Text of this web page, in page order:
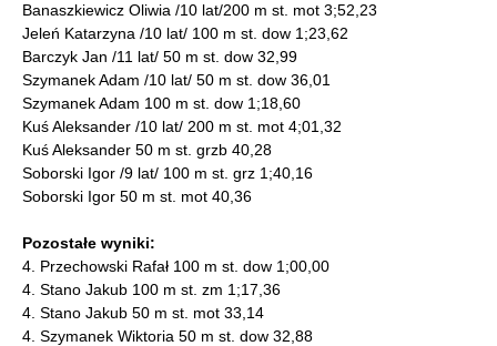
Banaszkiewicz Oliwia /10 lat/200 m st. mot 3;52,23
Jeleń Katarzyna /10 lat/ 100 m st. dow 1;23,62
Barczyk Jan /11 lat/ 50 m st. dow 32,99
Szymanek Adam /10 lat/ 50 m st. dow 36,01
Szymanek Adam 100 m st. dow 1;18,60
Kuś Aleksander /10 lat/ 200 m st. mot 4;01,32
Kuś Aleksander 50 m st. grzb 40,28
Soborski Igor /9 lat/ 100 m st. grz 1;40,16
Soborski Igor 50 m st. mot 40,36
Pozostałe wyniki:
4. Przechowski Rafał 100 m st. dow 1;00,00
4. Stano Jakub 100 m st. zm 1;17,36
4. Stano Jakub 50 m st. mot 33,14
4. Szymanek Wiktoria 50 m st. dow 32,88